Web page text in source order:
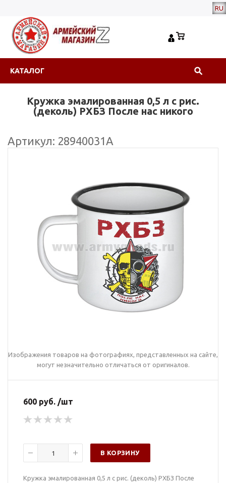
RU
КАТАЛОГ
Кружка эмалированная 0,5 л с рис.
(деколь) РХБЗ После нас никого
Артикул: 28940031А
Изображения товаров на фотографиях, представленных на сайте,
могут незначительно отличаться от оригиналов.
600 руб. /шт
В КОРЗИНУ
Кружка эмалированная 0,5 л с рис. (деколь) РХБЗ После